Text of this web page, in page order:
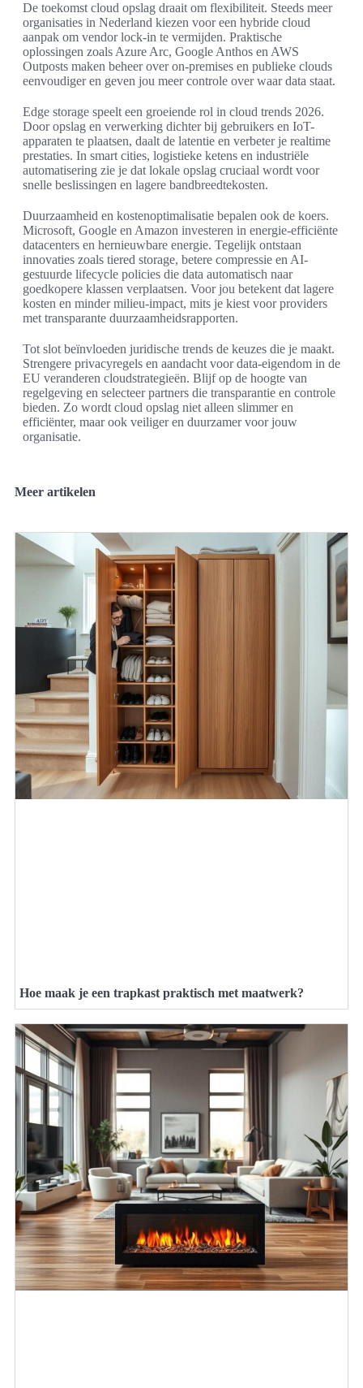
De toekomst cloud opslag draait om flexibiliteit. Steeds meer
organisaties in Nederland kiezen voor een hybride cloud
aanpak om vendor lock-in te vermijden. Praktische
oplossingen zoals Azure Arc, Google Anthos en AWS
Outposts maken beheer over on-premises en publieke clouds
eenvoudiger en geven jou meer controle over waar data staat.
Edge storage speelt een groeiende rol in cloud trends 2026.
Door opslag en verwerking dichter bij gebruikers en IoT-
apparaten te plaatsen, daalt de latentie en verbeter je realtime
prestaties. In smart cities, logistieke ketens en industriële
automatisering zie je dat lokale opslag cruciaal wordt voor
snelle beslissingen en lagere bandbreedtekosten.
Duurzaamheid en kostenoptimalisatie bepalen ook de koers.
Microsoft, Google en Amazon investeren in energie-efficiënte
datacenters en hernieuwbare energie. Tegelijk ontstaan
innovaties zoals tiered storage, betere compressie en AI-
gestuurde lifecycle policies die data automatisch naar
goedkopere klassen verplaatsen. Voor jou betekent dat lagere
kosten en minder milieu-impact, mits je kiest voor providers
met transparante duurzaamheidsrapporten.
Tot slot beïnvloeden juridische trends de keuzes die je maakt.
Strengere privacyregels en aandacht voor data-eigendom in de
EU veranderen cloudstrategieën. Blijf op de hoogte van
regelgeving en selecteer partners die transparantie en controle
bieden. Zo wordt cloud opslag niet alleen slimmer en
efficiënter, maar ook veiliger en duurzamer voor jouw
organisatie.
Meer artikelen
Hoe maak je een trapkast praktisch met maatwerk?